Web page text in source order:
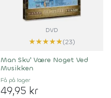
DVD
★★★★★(23)
Man Sku' Være Noget Ved
Musikken
Få på lager
49,95 kr